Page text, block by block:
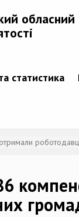
обласний
статистика
отримали